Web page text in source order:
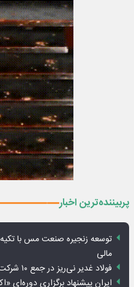
پربیننده‌ترین اخبار
توسعه زنجیره صنعت مس با
مالی
فولاد غدیر نی‌ریز در جمع ۱۰ شرکت برتر بورس کالا
ایران پیشنهاد برگزاری دوره‌ای